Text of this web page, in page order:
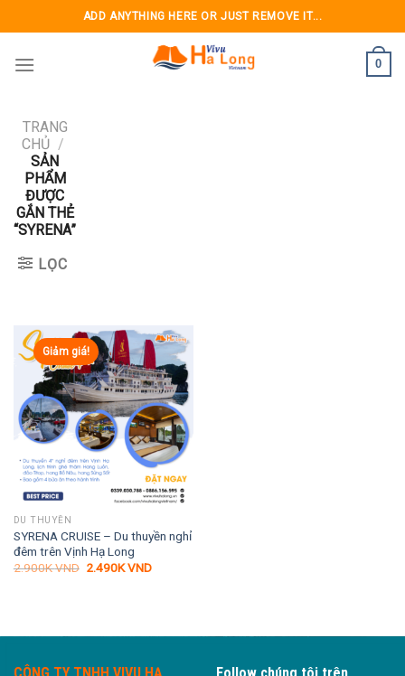
to
content
ADD ANYTHING HERE OR JUST REMOVE IT...
0
TRANG
CHỦ /
SẢN
PHẨM
ĐƯỢC
GẮN THẺ
“SYRENA”
LỌC
Giảm giá!
DU THUYỀN
SYRENA CRUISE – Du thuyền nghỉ
đêm trên Vịnh Hạ Long
2.900KVND Giá
2.490KVNDGiá
CÔNG TY TNHH VIVU HẠ
Follow chúng tôi trên